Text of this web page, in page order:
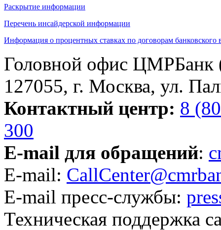
Раскрытие информации
Перечень инсайдерской информации
Информация о процентных ставках по договорам банковского
Головной офис
127055, г. Москва, ул.
Контактный центр: 8
300
E-mail для обращений:
E-mail:
E-mail пресс-службы:
Техническая поддержка